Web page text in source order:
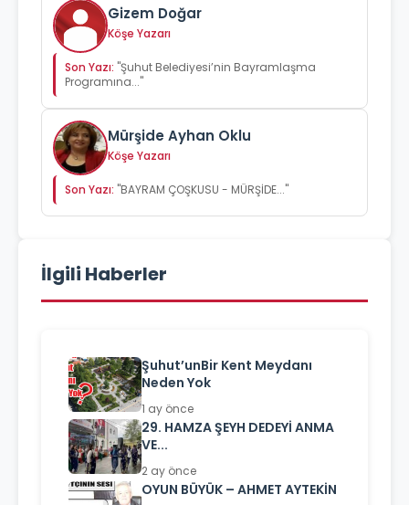
Gizem Doğar
Köşe Yazarı
Son Yazı: "Şuhut Belediyesi’nin Bayramlaşma
Programına..."
Mürşide Ayhan Oklu
Köşe Yazarı
Son Yazı: "BAYRAM ÇOŞKUSU - MÜRŞİDE..."
İlgili Haberler
Şuhut’unBir Kent Meydanı
Neden Yok
1 ay önce
29. HAMZA ŞEYH DEDEYİ ANMA
VE...
2 ay önce
OYUN BÜYÜK – AHMET AYTEKİN